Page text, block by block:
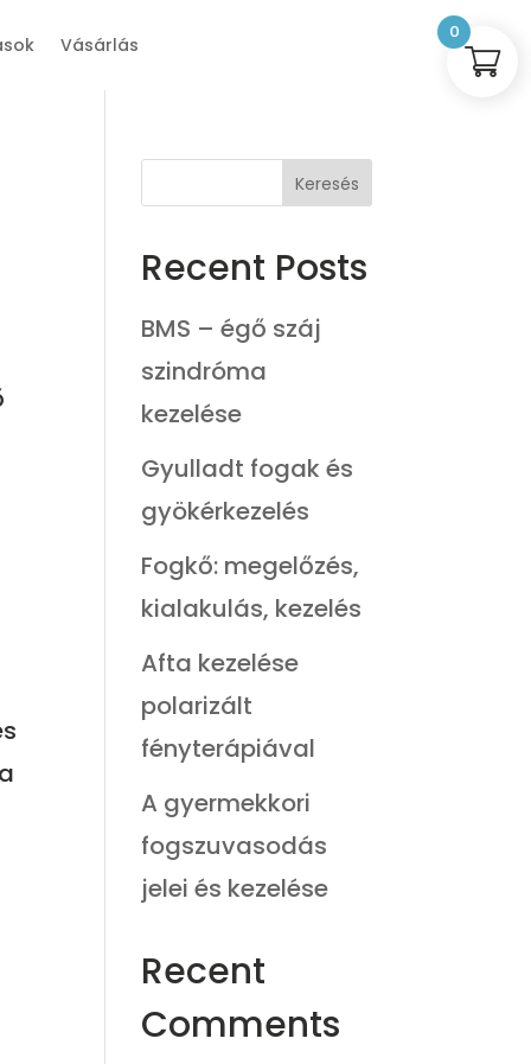
Vásárlás
Keresés
Recent Posts
BMS – égő száj
szindróma
kezelése
Gyulladt fogak és
gyökérkezelés
Fogkő: megelőzés,
kialakulás, kezelés
Afta kezelése
polarizált
fényterápiával
A gyermekkori
fogszuvasodás
jelei és kezelése
Recent
Comments
0